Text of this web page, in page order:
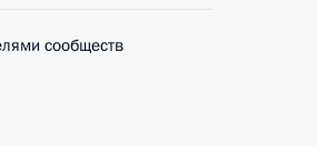
сообществ